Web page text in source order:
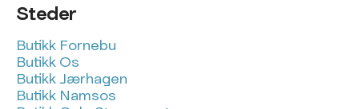
Steder
Butikk Fornebu
Butikk Os
Butikk Jærhagen
Butikk Namsos